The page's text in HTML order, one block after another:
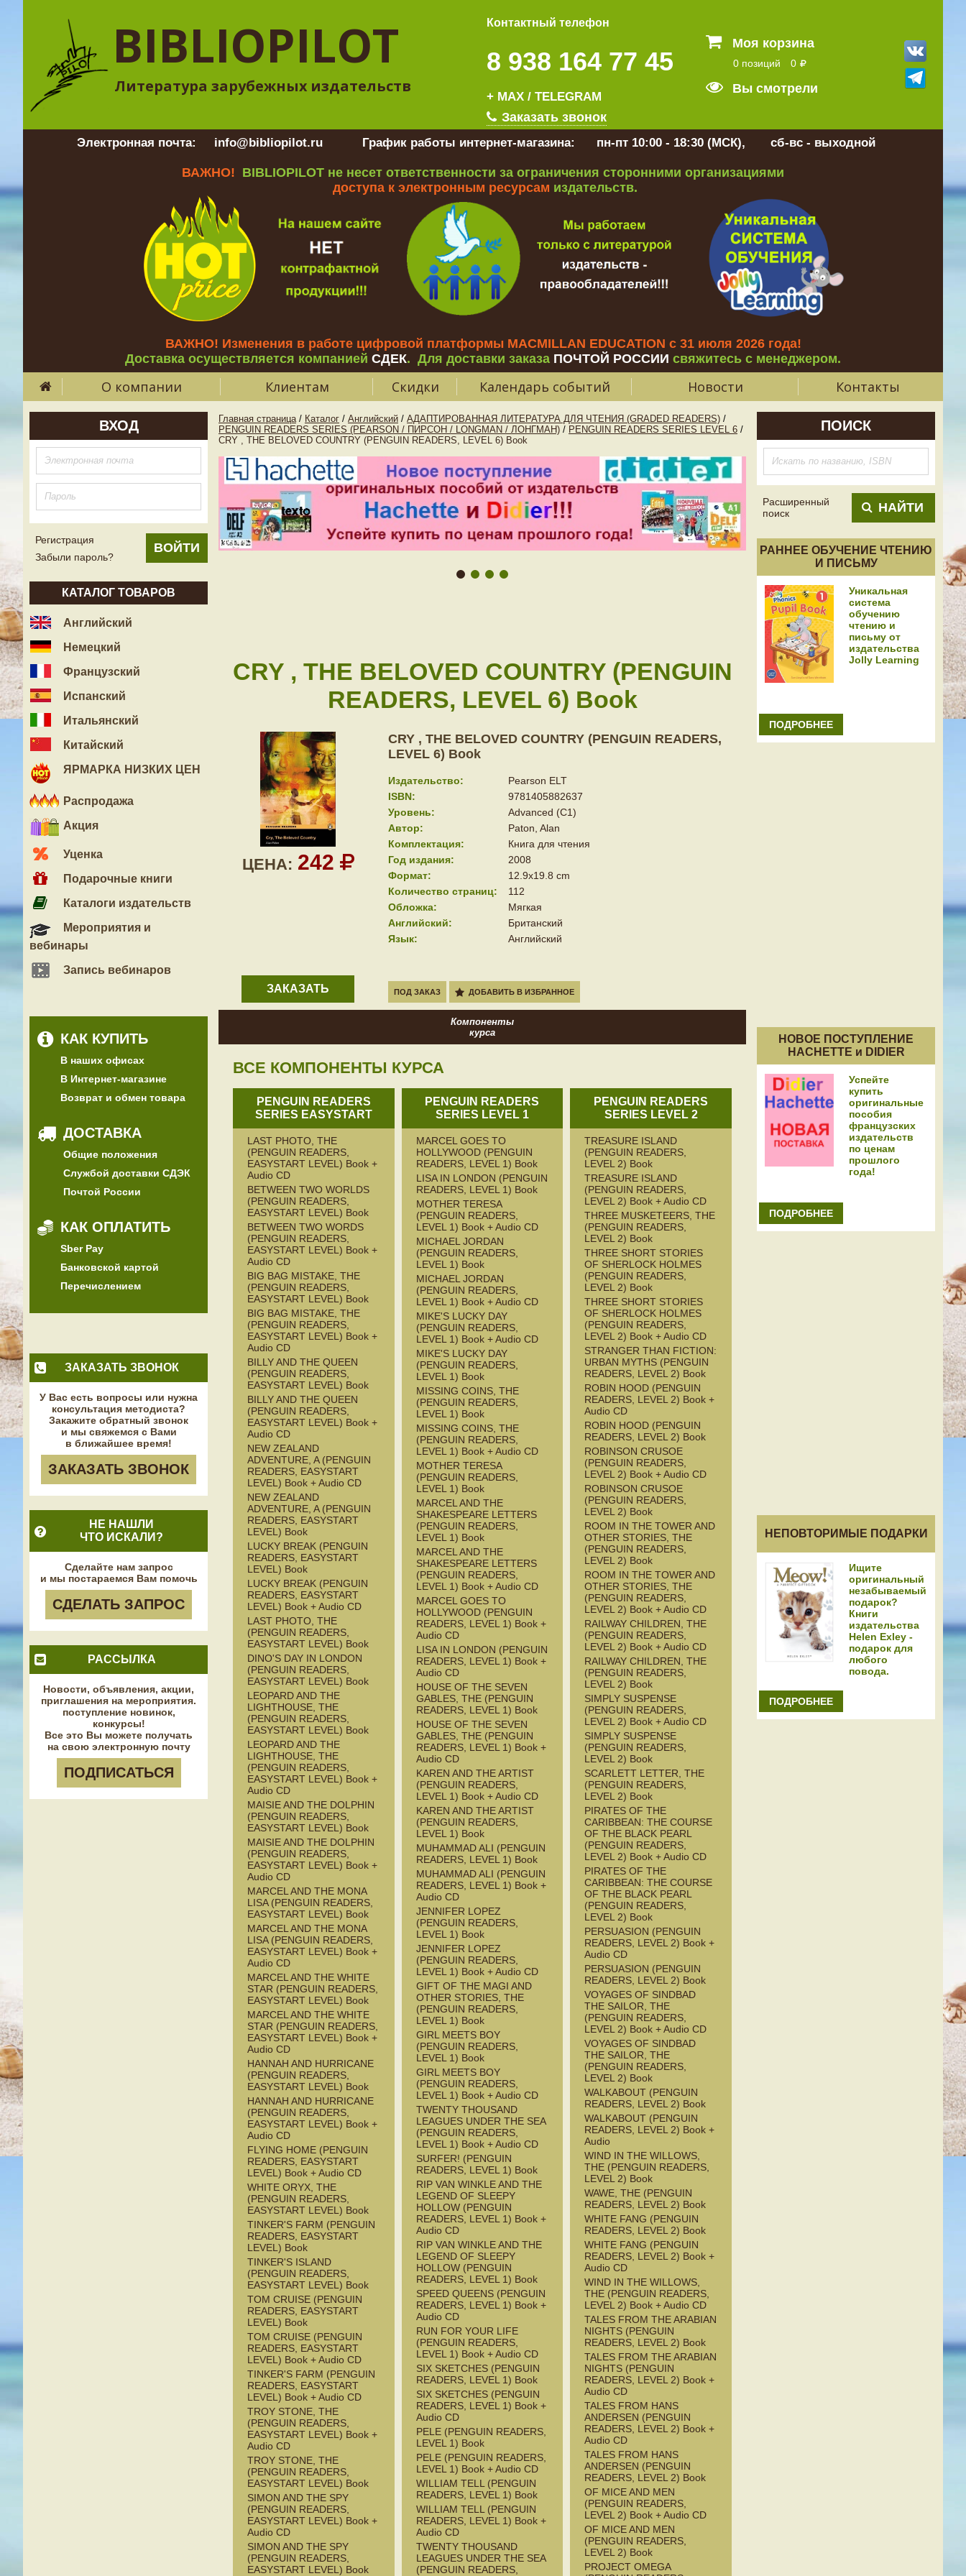
BIBLIOPILOT
Литература зарубежных издательств
Контактный телефон
8 938 164 77 45
+ MAX / TELEGRAM
Заказать звонок
Моя корзина
0 позиций 0
Вы смотрели
Электронная почта: info@bibliopilot.ru График работы интернет-магазина: пн-пт 10:00 - 18:30 (МСК), сб-вс - выходной
ВАЖНО! BIBLIOPILOT не несет ответственности за ограничения сторонними организациями
доступа к электронным ресурсам издательств.
ВАЖНО! Изменения в работе цифровой платформы MACMILLAN EDUCATION с 31 июля 2026 года!
Доставка осуществляется компанией СДЕК. Для доставки заказа ПОЧТОЙ РОССИИ свяжитесь с менеджером.
О компании Клиентам Скидки Календарь событий Новости Контакты
ВХОД
Регистрация
Забыли пароль?
КАТАЛОГ ТОВАРОВ
Английский
Немецкий
Французский
Испанский
Итальянский
Китайский
ЯРМАРКА НИЗКИХ ЦЕН
Распродажа
Акция
Уценка
Подарочные книги
Каталоги издательств
Мероприятия и
вебинары
Запись вебинаров
КАК КУПИТЬ
В наших офисах
В Интернет-магазине
Возврат и обмен товара
ДОСТАВКА
Общие положения
Службой доставки СДЭК
Почтой России
КАК ОПЛАТИТЬ
Sber Pay
Банковской картой
Перечислением
ЗАКАЗАТЬ ЗВОНОК
У Вас есть вопросы или нужна
консультация методиста?
Закажите обратный звонок
и мы свяжемся с Вами
в ближайшее время!
ЗАКАЗАТЬ ЗВОНОК
НЕ НАШЛИ
ЧТО ИСКАЛИ?
Сделайте нам запрос
и мы постараемся Вам помочь
СДЕЛАТЬ ЗАПРОС
РАССЫЛКА
Новости, объявления, акции,
приглашения на мероприятия.
поступление новинок,
конкурсы!
Все это Вы можете получать
на свою электронную почту
ПОДПИСАТЬСЯ
Главная страница / Каталог / Английский / АДАПТИРОВАННАЯ ЛИТЕРАТУРА ДЛЯ ЧТЕНИЯ (GRADED READERS) /
PENGUIN READERS SERIES (PEARSON / ПИРСОН / LONGMAN / ЛОНГМАН) / PENGUIN READERS SERIES LEVEL 6 /
CRY , THE BELOVED COUNTRY (PENGUIN READERS, LEVEL 6) Book
CRY , THE BELOVED COUNTRY (PENGUIN
READERS, LEVEL 6) Book
ЦЕНА: 242
CRY , THE BELOVED COUNTRY (PENGUIN READERS,
LEVEL 6) Book
Издательство:
Pearson ELT
ISBN:
9781405882637
Уровень:
Advanced (C1)
Автор:
Paton, Alan
Комплектация:
Книга для чтения
Год издания:
2008
Формат:
12.9x19.8 cm
Количество страниц:
112
Обложка:
Мягкая
Английский:
Британский
Язык:
Английский
ЗАКАЗАТЬ ПОД ЗАКАЗ ДОБАВИТЬ В ИЗБРАННОЕ
Компоненты
курса
ВСЕ КОМПОНЕНТЫ КУРСА
PENGUIN READERS
SERIES EASYSTART
LAST PHOTO, THE
(PENGUIN READERS,
EASYSTART LEVEL) Book +
Audio CD
BETWEEN TWO WORLDS
(PENGUIN READERS,
EASYSTART LEVEL) Book
BETWEEN TWO WORDS
(PENGUIN READERS,
EASYSTART LEVEL) Book +
Audio CD
BIG BAG MISTAKE, THE
(PENGUIN READERS,
EASYSTART LEVEL) Book
BIG BAG MISTAKE, THE
(PENGUIN READERS,
EASYSTART LEVEL) Book +
Audio CD
BILLY AND THE QUEEN
(PENGUIN READERS,
EASYSTART LEVEL) Book
BILLY AND THE QUEEN
(PENGUIN READERS,
EASYSTART LEVEL) Book +
Audio CD
NEW ZEALAND
ADVENTURE, A (PENGUIN
READERS, EASYSTART
LEVEL) Book + Audio CD
NEW ZEALAND
ADVENTURE, A (PENGUIN
READERS, EASYSTART
LEVEL) Book
LUCKY BREAK (PENGUIN
READERS, EASYSTART
LEVEL) Book
LUCKY BREAK (PENGUIN
READERS, EASYSTART
LEVEL) Book + Audio CD
LAST PHOTO, THE
(PENGUIN READERS,
EASYSTART LEVEL) Book
DINO'S DAY IN LONDON
(PENGUIN READERS,
EASYSTART LEVEL) Book
LEOPARD AND THE
LIGHTHOUSE, THE
(PENGUIN READERS,
EASYSTART LEVEL) Book
LEOPARD AND THE
LIGHTHOUSE, THE
(PENGUIN READERS,
EASYSTART LEVEL) Book +
Audio CD
MAISIE AND THE DOLPHIN
(PENGUIN READERS,
EASYSTART LEVEL) Book
MAISIE AND THE DOLPHIN
(PENGUIN READERS,
EASYSTART LEVEL) Book +
Audio CD
MARCEL AND THE MONA
LISA (PENGUIN READERS,
EASYSTART LEVEL) Book
MARCEL AND THE MONA
LISA (PENGUIN READERS,
EASYSTART LEVEL) Book +
Audio CD
MARCEL AND THE WHITE
STAR (PENGUIN READERS,
EASYSTART LEVEL) Book
MARCEL AND THE WHITE
STAR (PENGUIN READERS,
EASYSTART LEVEL) Book +
Audio CD
HANNAH AND HURRICANE
(PENGUIN READERS,
EASYSTART LEVEL) Book
HANNAH AND HURRICANE
(PENGUIN READERS,
EASYSTART LEVEL) Book +
Audio CD
FLYING HOME (PENGUIN
READERS, EASYSTART
LEVEL) Book + Audio CD
WHITE ORYX, THE
(PENGUIN READERS,
EASYSTART LEVEL) Book
TINKER'S FARM (PENGUIN
READERS, EASYSTART
LEVEL) Book
TINKER'S ISLAND
(PENGUIN READERS,
EASYSTART LEVEL) Book
TOM CRUISE (PENGUIN
READERS, EASYSTART
LEVEL) Book
TOM CRUISE (PENGUIN
READERS, EASYSTART
LEVEL) Book + Audio CD
TINKER'S FARM (PENGUIN
READERS, EASYSTART
LEVEL) Book + Audio CD
TROY STONE, THE
(PENGUIN READERS,
EASYSTART LEVEL) Book +
Audio CD
TROY STONE, THE
(PENGUIN READERS,
EASYSTART LEVEL) Book
SIMON AND THE SPY
(PENGUIN READERS,
EASYSTART LEVEL) Book +
Audio CD
SIMON AND THE SPY
(PENGUIN READERS,
EASYSTART LEVEL) Book
PENGUIN READERS
SERIES LEVEL 1
MARCEL GOES TO
HOLLYWOOD (PENGUIN
READERS, LEVEL 1) Book
LISA IN LONDON (PENGUIN
READERS, LEVEL 1) Book
MOTHER TERESA
(PENGUIN READERS,
LEVEL 1) Book + Audio CD
MICHAEL JORDAN
(PENGUIN READERS,
LEVEL 1) Book
MICHAEL JORDAN
(PENGUIN READERS,
LEVEL 1) Book + Audio CD
MIKE'S LUCKY DAY
(PENGUIN READERS,
LEVEL 1) Book + Audio CD
MIKE'S LUCKY DAY
(PENGUIN READERS,
LEVEL 1) Book
MISSING COINS, THE
(PENGUIN READERS,
LEVEL 1) Book
MISSING COINS, THE
(PENGUIN READERS,
LEVEL 1) Book + Audio CD
MOTHER TERESA
(PENGUIN READERS,
LEVEL 1) Book
MARCEL AND THE
SHAKESPEARE LETTERS
(PENGUIN READERS,
LEVEL 1) Book
MARCEL AND THE
SHAKESPEARE LETTERS
(PENGUIN READERS,
LEVEL 1) Book + Audio CD
MARCEL GOES TO
HOLLYWOOD (PENGUIN
READERS, LEVEL 1) Book +
Audio CD
LISA IN LONDON (PENGUIN
READERS, LEVEL 1) Book +
Audio CD
HOUSE OF THE SEVEN
GABLES, THE (PENGUIN
READERS, LEVEL 1) Book
HOUSE OF THE SEVEN
GABLES, THE (PENGUIN
READERS, LEVEL 1) Book +
Audio CD
KAREN AND THE ARTIST
(PENGUIN READERS,
LEVEL 1) Book + Audio CD
KAREN AND THE ARTIST
(PENGUIN READERS,
LEVEL 1) Book
MUHAMMAD ALI (PENGUIN
READERS, LEVEL 1) Book
MUHAMMAD ALI (PENGUIN
READERS, LEVEL 1) Book +
Audio CD
JENNIFER LOPEZ
(PENGUIN READERS,
LEVEL 1) Book
JENNIFER LOPEZ
(PENGUIN READERS,
LEVEL 1) Book + Audio CD
GIFT OF THE MAGI AND
OTHER STORIES, THE
(PENGUIN READERS,
LEVEL 1) Book
GIRL MEETS BOY
(PENGUIN READERS,
LEVEL 1) Book
GIRL MEETS BOY
(PENGUIN READERS,
LEVEL 1) Book + Audio CD
TWENTY THOUSAND
LEAGUES UNDER THE SEA
(PENGUIN READERS,
LEVEL 1) Book + Audio CD
SURFER! (PENGUIN
READERS, LEVEL 1) Book
RIP VAN WINKLE AND THE
LEGEND OF SLEEPY
HOLLOW (PENGUIN
READERS, LEVEL 1) Book +
Audio CD
RIP VAN WINKLE AND THE
LEGEND OF SLEEPY
HOLLOW (PENGUIN
READERS, LEVEL 1) Book
SPEED QUEENS (PENGUIN
READERS, LEVEL 1) Book +
Audio CD
RUN FOR YOUR LIFE
(PENGUIN READERS,
LEVEL 1) Book + Audio CD
SIX SKETCHES (PENGUIN
READERS, LEVEL 1) Book
SIX SKETCHES (PENGUIN
READERS, LEVEL 1) Book +
Audio CD
PELE (PENGUIN READERS,
LEVEL 1) Book
PELE (PENGUIN READERS,
LEVEL 1) Book + Audio CD
WILLIAM TELL (PENGUIN
READERS, LEVEL 1) Book
WILLIAM TELL (PENGUIN
READERS, LEVEL 1) Book +
Audio CD
TWENTY THOUSAND
LEAGUES UNDER THE SEA
(PENGUIN READERS,
PENGUIN READERS
SERIES LEVEL 2
TREASURE ISLAND
(PENGUIN READERS,
LEVEL 2) Book
TREASURE ISLAND
(PENGUIN READERS,
LEVEL 2) Book + Audio CD
THREE MUSKETEERS, THE
(PENGUIN READERS,
LEVEL 2) Book
THREE SHORT STORIES
OF SHERLOCK HOLMES
(PENGUIN READERS,
LEVEL 2) Book
THREE SHORT STORIES
OF SHERLOCK HOLMES
(PENGUIN READERS,
LEVEL 2) Book + Audio CD
STRANGER THAN FICTION:
URBAN MYTHS (PENGUIN
READERS, LEVEL 2) Book
ROBIN HOOD (PENGUIN
READERS, LEVEL 2) Book +
Audio CD
ROBIN HOOD (PENGUIN
READERS, LEVEL 2) Book
ROBINSON CRUSOE
(PENGUIN READERS,
LEVEL 2) Book + Audio CD
ROBINSON CRUSOE
(PENGUIN READERS,
LEVEL 2) Book
ROOM IN THE TOWER AND
OTHER STORIES, THE
(PENGUIN READERS,
LEVEL 2) Book
ROOM IN THE TOWER AND
OTHER STORIES, THE
(PENGUIN READERS,
LEVEL 2) Book + Audio CD
RAILWAY CHILDREN, THE
(PENGUIN READERS,
LEVEL 2) Book + Audio CD
RAILWAY CHILDREN, THE
(PENGUIN READERS,
LEVEL 2) Book
SIMPLY SUSPENSE
(PENGUIN READERS,
LEVEL 2) Book + Audio CD
SIMPLY SUSPENSE
(PENGUIN READERS,
LEVEL 2) Book
SCARLETT LETTER, THE
(PENGUIN READERS,
LEVEL 2) Book
PIRATES OF THE
CARIBBEAN: THE COURSE
OF THE BLACK PEARL
(PENGUIN READERS,
LEVEL 2) Book + Audio CD
PIRATES OF THE
CARIBBEAN: THE COURSE
OF THE BLACK PEARL
(PENGUIN READERS,
LEVEL 2) Book
PERSUASION (PENGUIN
READERS, LEVEL 2) Book +
Audio CD
PERSUASION (PENGUIN
READERS, LEVEL 2) Book
VOYAGES OF SINDBAD
THE SAILOR, THE
(PENGUIN READERS,
LEVEL 2) Book + Audio CD
VOYAGES OF SINDBAD
THE SAILOR, THE
(PENGUIN READERS,
LEVEL 2) Book
WALKABOUT (PENGUIN
READERS, LEVEL 2) Book
WALKABOUT (PENGUIN
READERS, LEVEL 2) Book +
Audio
WIND IN THE WILLOWS,
THE (PENGUIN READERS,
LEVEL 2) Book
WAWE, THE (PENGUIN
READERS, LEVEL 2) Book
WHITE FANG (PENGUIN
READERS, LEVEL 2) Book
WHITE FANG (PENGUIN
READERS, LEVEL 2) Book +
Audio CD
WIND IN THE WILLOWS,
THE (PENGUIN READERS,
LEVEL 2) Book + Audio CD
TALES FROM THE ARABIAN
NIGHTS (PENGUIN
READERS, LEVEL 2) Book
TALES FROM THE ARABIAN
NIGHTS (PENGUIN
READERS, LEVEL 2) Book +
Audio CD
TALES FROM HANS
ANDERSEN (PENGUIN
READERS, LEVEL 2) Book +
Audio CD
TALES FROM HANS
ANDERSEN (PENGUIN
READERS, LEVEL 2) Book
OF MICE AND MEN
(PENGUIN READERS,
LEVEL 2) Book + Audio CD
OF MICE AND MEN
(PENGUIN READERS,
LEVEL 2) Book
PROJECT OMEGA
ПОИСК
Расширенный
поиск
НАЙТИ
РАННЕЕ ОБУЧЕНИЕ ЧТЕНИЮ
И ПИСЬМУ
Уникальная
система
обучению
чтению и
письму от
издательства
Jolly Learning
ПОДРОБНЕЕ
НОВОЕ ПОСТУПЛЕНИЕ
HACHETTE и DIDIER
Успейте
купить
оригинальные
пособия
французских
издательств
по ценам
прошлого
года!
ПОДРОБНЕЕ
НЕПОВТОРИМЫЕ ПОДАРКИ
Ищите
оригинальный
незабываемый
подарок?
Книги
издательства
Helen Exley -
подарок для
любого
повода.
ПОДРОБНЕЕ